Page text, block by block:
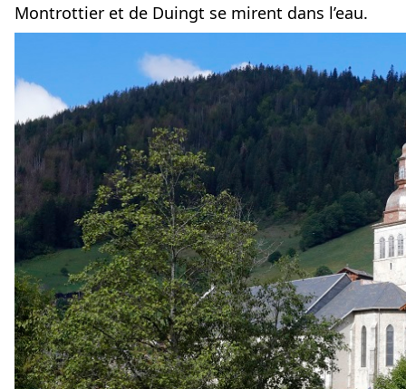
Montrottier et de Duingt se mirent dans l’eau.